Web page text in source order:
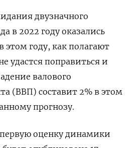
двузначного
в 2022 году оказались
году, как полагают
удастся поправиться и
валового
(ВВП) составит 2% в этом
прогнозу.
первую оценку динамики